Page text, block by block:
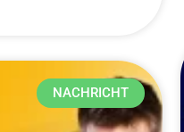
NACHRICHT